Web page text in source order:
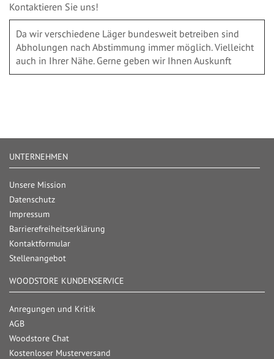
Kontaktieren Sie uns!
Da wir verschiedene Läger bundesweit betreiben sind
Abholungen nach Abstimmung immer möglich. Vielleicht
auch in Ihrer Nähe. Gerne geben wir Ihnen Auskunft
UNTERNEHMEN
Unsere Mission
Datenschutz
Impressum
Barrierefreiheitserklärung
Kontaktformular
Stellenangebot
WOODSTORE KUNDENSERVICE
Anregungen und Kritik
AGB
Woodstore Chat
Kostenloser Musterversand